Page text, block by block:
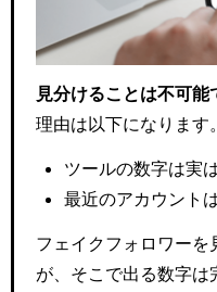
見分けることは不可能
理由は以下になります。
ツールの数字は実
最近のアカウント
フェイクフォロワー
が、そこで出る数字は